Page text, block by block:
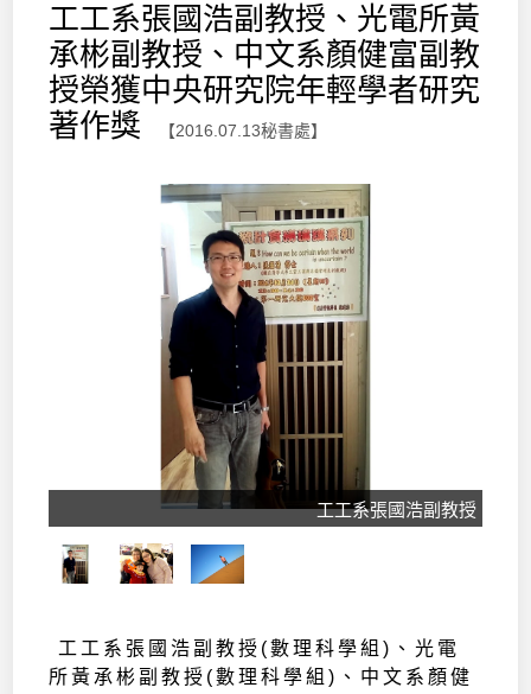
工工系張國浩副教授、光電所黃
承彬副教授、中文系顏健富副教
授榮獲中央研究院年輕學者研究
著作獎
【2016.07.13秘書處】
工工系張國浩副教授
工工系張國浩副教授(數理科學組)、光電
所黃承彬副教授(數理科學組)、中文系顏健